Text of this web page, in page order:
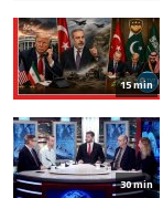
15 min
30 min